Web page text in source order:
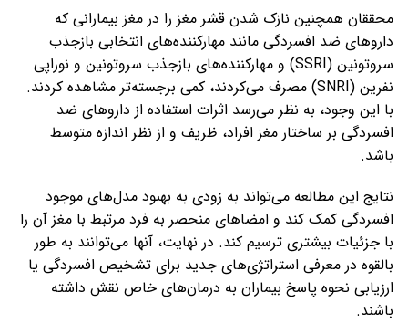
محققان همچنین نازک شدن قشر مغز را در مغز بیمارانی که
داروهای ضد افسردگی مانند مهارکننده‌های انتخابی بازجذب
سروتونین (SSRI) و مهارکننده‌های بازجذب سروتونین و نوراپی
نفرین (SNRI) مصرف می‌کردند، کمی برجسته‌تر مشاهده کردند.
با این وجود، به نظر می‌رسد اثرات استفاده از داروهای ضد
افسردگی بر ساختار مغز افراد، ظریف و از نظر اندازه متوسط
‌باشد.
نتایج این مطالعه می‌تواند به زودی به بهبود مدل‌های موجود
افسردگی کمک کند و امضاهای منحصر به فرد مرتبط با مغز آن را
با جزئیات بیشتری ترسیم کند. در نهایت، آنها می‌توانند به طور
بالقوه در معرفی استراتژی‌های جدید برای تشخیص افسردگی یا
ارزیابی نحوه پاسخ بیماران به درمان‌های خاص نقش داشته
باشند.